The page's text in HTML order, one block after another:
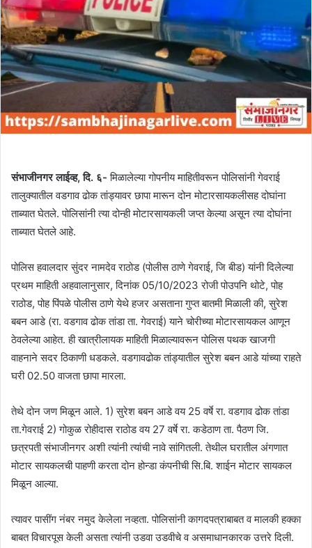
संभाजीनगर लाईव्ह, दि. ६- मिळालेल्या गोपनीय माहितीवरून पोलिसांनी गेवराई
तालुक्यातील वडगाव ढोक तांड्यावर छापा मारून दोन मोटारसायकलीसह दोघांना
ताब्यात घेतले. पोलिसांनी त्या दोन्ही मोटारसायकली जप्त केल्या असून त्या दोघांना
ताब्यात घेतले आहे.
पोलिस हवालदार सुंदर नामदेव राठोड (पोलीस ठाणे गेवराई, जि बीड) यांनी दिलेल्या
प्रथम माहिती अहवालानुसार, दिनांक 05/10/2023 रोजी पोउपनि थोटे, पोह
राठोड, पोह पिंपळे पोलीस ठाणे येथे हजर असताना गुप्त बातमी मिळाली की, सुरेश
बबन आडे (रा. वडगाव ढोक तांडा ता. गेवराई) याने चोरीच्या मोटारसायकल आणून
ठेवलेल्या आहेत. ही खात्रीलायक माहिती मिळाल्यावरून पोलिस पथक खाजगी
वाहनाने सदर ठिकाणी धडकले. वडगावढोक तांड्यातील सुरेश बबन आडे यांच्या राहते
घरी 02.50 वाजता छापा मारला.
तेथे दोन जण मिळून आले. 1) सुरेश बबन आडे वय 25 वर्षे रा. वडगाव ढोक तांडा
ता.गेवराई 2) गोकुळ रोहीदास राठोड वय 27 वर्षे रा. कडेठाण ता. पैठण जि.
छत्रपती संभाजीनगर अशी त्यांनी त्यांची नावे सांगितली. तेथील घरातील अंगणात
मोटार सायकलची पाहणी करता दोन होन्डा कंपनीची सि.बि. शाईन मोटार सायकल
मिळून आल्या.
त्यावर पासींग नंबर नमुद केलेला नव्हता. पोलिसांनी कागदपत्राबाबत व मालकी हक्का
बाबत विचारपूस केली असता त्यांनी उडवा उडवीचे व असमाधानकारक उत्तरे दिली.